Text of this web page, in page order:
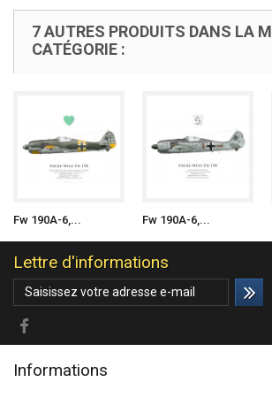
7 AUTRES PRODUITS DANS LA
CATÉGORIE :
Fw 190A-6,... Fw 190A-6,...
Lettre d'informations
Informations